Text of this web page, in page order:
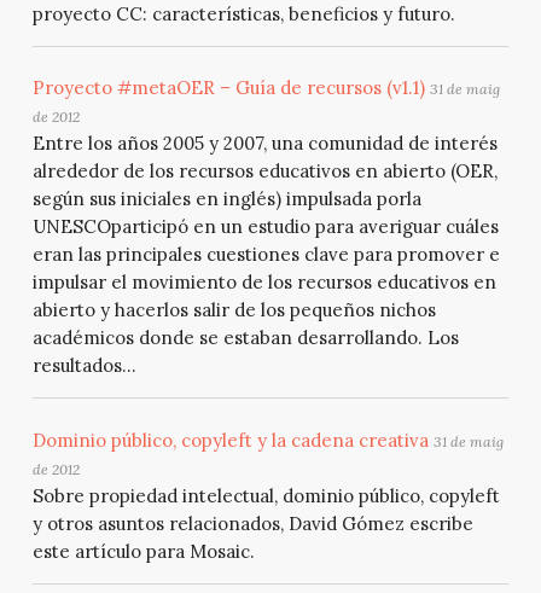
proyecto CC: características, beneficios y futuro.
Proyecto #metaOER – Guía de recursos (v1.1) 31 de maig
de 2012
Entre los años 2005 y 2007, una comunidad de interés
alrededor de los recursos educativos en abierto (OER,
según sus iniciales en inglés) impulsada porla
UNESCOparticipó en un estudio para averiguar cuáles
eran las principales cuestiones clave para promover e
impulsar el movimiento de los recursos educativos en
abierto y hacerlos salir de los pequeños nichos
académicos donde se estaban desarrollando. Los
resultados...
Dominio público, copyleft y la cadena creativa 31 de maig
de 2012
Sobre propiedad intelectual, dominio público, copyleft
y otros asuntos relacionados, David Gómez escribe
este artículo para Mosaic.